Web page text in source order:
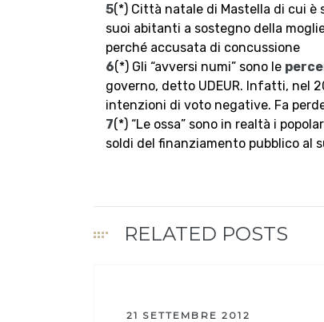
5(*) Città natale di Mastella di cui è
suoi abitanti a sostegno della
perché accusata di concussione
6(*) Gli “avversi numi” sono le
governo, detto UDEUR. Infatti, nel
intenzioni di voto negative. Fa
7(*) “Le ossa” sono in realtà i
soldi del finanziamento pubblico al
RELATED POSTS
21 SETTEMBRE 2012